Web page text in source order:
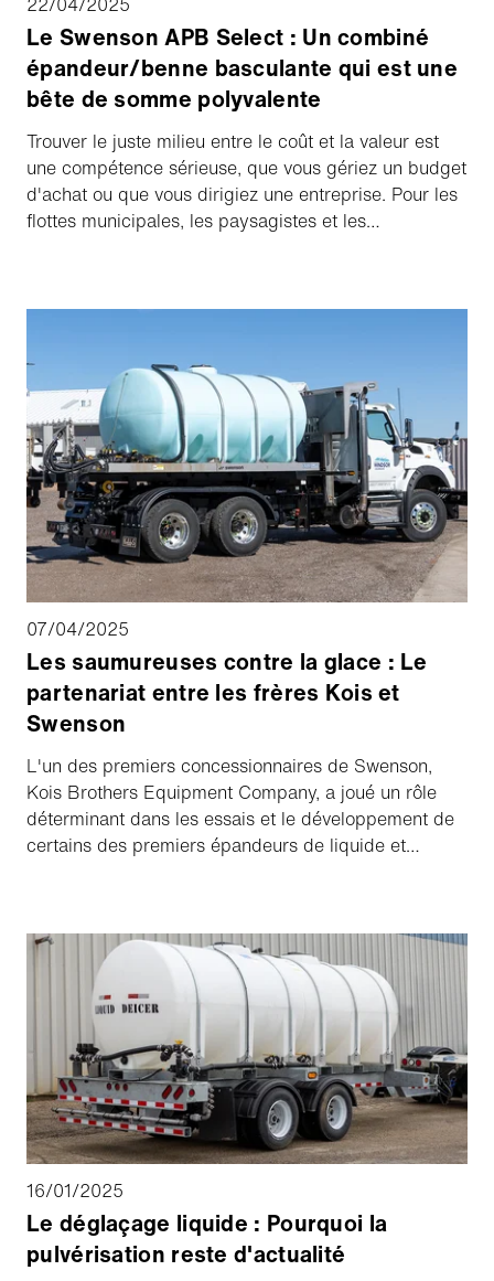
Le Swenson APB Select : Un combiné
épandeur/benne basculante qui est une
bête de somme polyvalente
Trouver le juste milieu entre le coût et la valeur est
une compétence sérieuse, que vous gériez un budget
d'achat ou que vous dirigiez une entreprise. Pour les
flottes municipales, les paysagistes et les
elle vous permettra de tirer le meilleur parti de votre
argent.
07/04/2025
Les saumureuses contre la glace : Le
partenariat entre les frères Kois et
Swenson
L'un des premiers concessionnaires de Swenson,
Kois Brothers Equipment Company, a joué un rôle
déterminant dans les essais et le développement de
certains des premiers épandeurs de liquide et
de cette nouvelle tendance en matière de
déneigement. Nous avons rencontré Dave
Kjederquist de Swenson ainsi que Gary, Ernie et
Scott Kois pour discuter de l'expérience et partager
des rires entre bons amis. Bien que les frères Kois
aient reconnu le brillant avenir des déglaceurs et des
pulvérisateurs, il a fallu un travail d'équipe entre Kois
et Swenson pour concevoir et construire un système
efficace et fiable.
16/01/2025
Le déglaçage liquide : Pourquoi la
pulvérisation reste d'actualité